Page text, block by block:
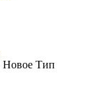
Новое Тип